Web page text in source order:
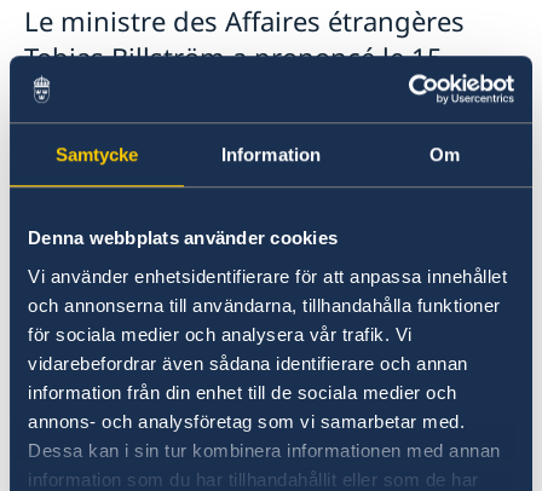
Samtycke Information Om
Denna webbplats använder cookies
Vi använder enhetsidentifierare för att anpassa innehållet
och annonserna till användarna, tillhandahålla funktioner
för sociala medier och analysera vår trafik. Vi
vidarebefordrar även sådana identifierare och annan
information från din enhet till de sociala medier och
annons- och analysföretag som vi samarbetar med.
Dessa kan i sin tur kombinera informationen med annan
information som du har tillhandahållit eller som de har
Le ministre des Affaires étrangères
Tobias Billström a prononcé le 15
février 2023 la déclaration annuelle de
politique étrangère du gouvernement
à l'occasion du débat parlementaire